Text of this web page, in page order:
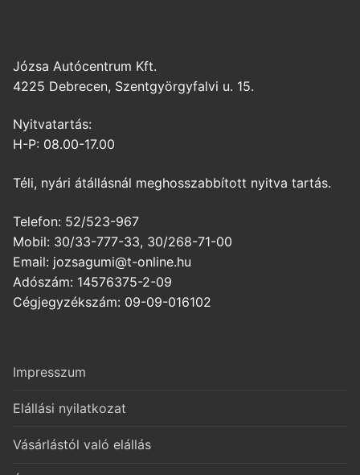
Józsa Autócentrum Kft.
4225 Debrecen, Szentgyörgyfalvi u. 15.
Nyitvatartás:
H-P: 08.00-17.00
Téli, nyári átállásnál meghosszabbított nyitva tartás.
Telefon: 52/523-967
Mobil: 30/33-777-33, 30/268-71-00
Email: jozsagumi@t-online.hu
Adószám: 14576375-2-09
Cégjegyzékszám: 09-09-016102
Impresszum
Elállási nyilatkozat
Vásárlástól való elállás